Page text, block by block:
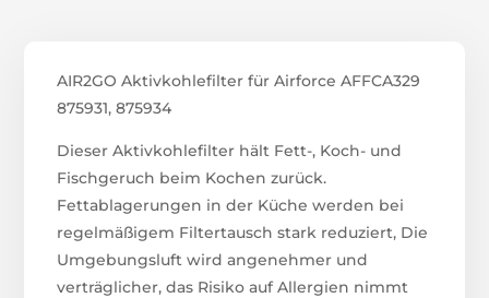
AIR2GO Aktivkohlefilter für Airforce AFFCA329
875931, 875934
Dieser Aktivkohlefilter hält Fett-, Koch- und
Fischgeruch beim Kochen zurück.
Fettablagerungen in der Küche werden bei
regelmäßigem Filtertausch stark reduziert, Die
Umgebungsluft wird angenehmer und
verträglicher, das Risiko auf Allergien nimmt